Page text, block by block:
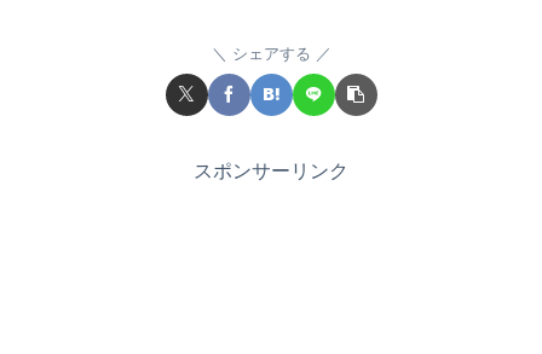
シェアする
スポンサーリンク